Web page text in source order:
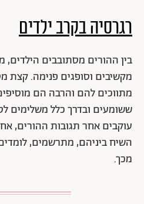
רגרסיה בקרב ילדים
בין ההורים מסתובבים הילדים,
מקשיבים וסופגים פנימה. קצת
מתווכים להם והרבה הם
ששומעים ובדרך כלל משלימים
עוקבים אחר תגובות ההורים,
השיח ביניהם, מתרשמים,
מכך.